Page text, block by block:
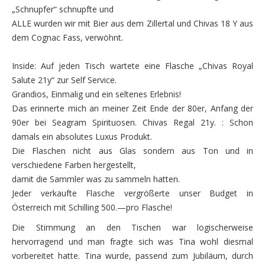
„Schnupfer“ schnupfte und
ALLE wurden wir mit Bier aus dem Zillertal und Chivas 18 Y aus
dem Cognac Fass, verwöhnt.
Inside: Auf jeden Tisch wartete eine Flasche „Chivas Royal
Salute 21y“ zur Self Service.
Grandios, Einmalig und ein seltenes Erlebnis!
Das erinnerte mich an meiner Zeit Ende der 80er, Anfang der
90er bei Seagram Spirituosen. Chivas Regal 21y. : Schon
damals ein absolutes Luxus Produkt.
Die Flaschen nicht aus Glas sondern aus Ton und in
verschiedene Farben hergestellt,
damit die Sammler was zu sammeln hatten.
Jeder verkaufte Flasche vergrößerte unser Budget in
Österreich mit Schilling 500.—pro Flasche!
Die Stimmung an den Tischen war logischerweise
hervorragend und man fragte sich was Tina wohl diesmal
vorbereitet hatte. Tina wurde, passend zum Jubiläum, durch